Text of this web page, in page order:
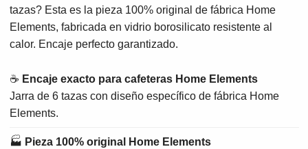
tazas? Esta es la pieza 100% original de fábrica Home
Elements, fabricada en vidrio borosilicato resistente al
calor. Encaje perfecto garantizado.
☕ Encaje exacto para cafeteras Home Elements
Jarra de 6 tazas con diseño específico de fábrica Home
Elements.
🏭 Pieza 100% original Home Elements